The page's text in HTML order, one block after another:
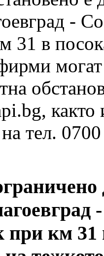
-
31 в
както
на тел.
при км